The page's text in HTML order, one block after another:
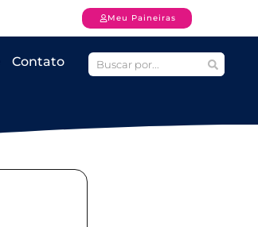
Meu Paineiras
Contato